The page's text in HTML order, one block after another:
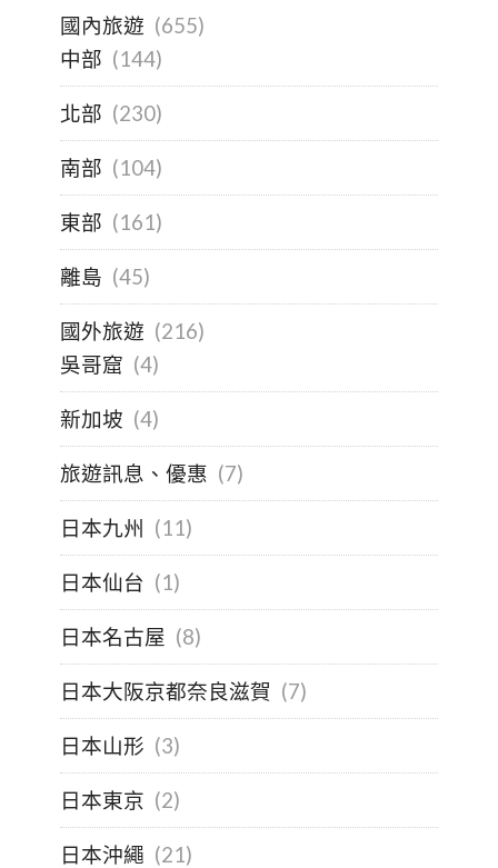
國內旅遊 (655)
中部 (144)
北部 (230)
南部 (104)
東部 (161)
離島 (45)
國外旅遊 (216)
吳哥窟 (4)
新加坡 (4)
旅遊訊息、優惠 (7)
日本九州 (11)
日本仙台 (1)
日本名古屋 (8)
日本大阪京都奈良滋賀 (7)
日本山形 (3)
日本東京 (2)
日本沖繩 (21)